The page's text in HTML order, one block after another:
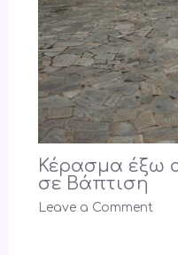
Κέρασμα έξω
σε Βάπτιση
Leave a Comment